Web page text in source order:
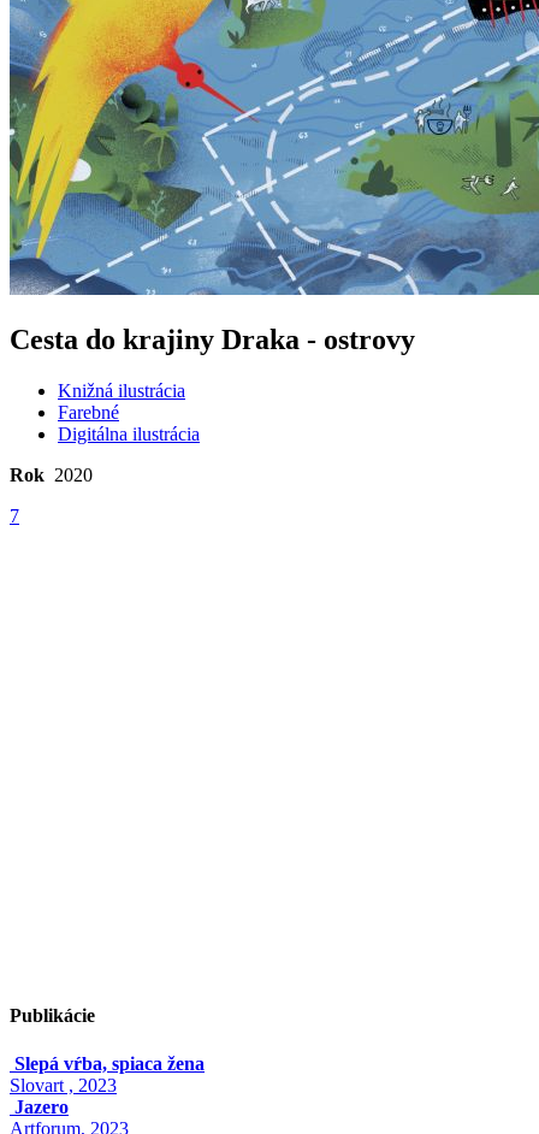
Cesta do krajiny Draka - ostrovy
Knižná ilustrácia
Farebné
Digitálna ilustrácia
Rok 2020
7
Publikácie
Slepá vŕba, spiaca žena
Slovart , 2023
Jazero
Artforum, 2023